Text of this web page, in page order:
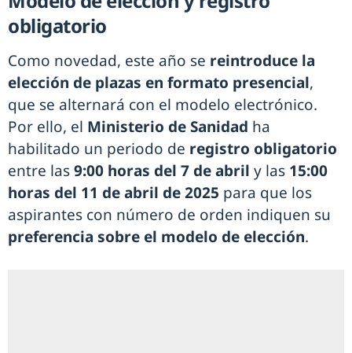
obligatorio
Como novedad, este año se reintroduce la
elección de plazas en formato presencial,
que se alternará con el modelo electrónico.
Por ello, el Ministerio de Sanidad ha
habilitado un periodo de registro obligatorio
entre las9:00 horas del 7 de abril y las 15:00
horas del 11 de abril de 2025 para que los
aspirantes con número de orden indiquen su
preferencia sobre el modelo de elección.